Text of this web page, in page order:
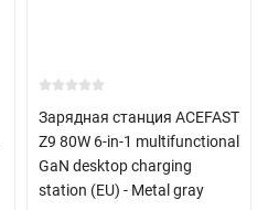
Зарядная станция ACEFAST
Z9 80W 6-in-1 multifunctional
GaN desktop charging
station (EU) - Metal gray